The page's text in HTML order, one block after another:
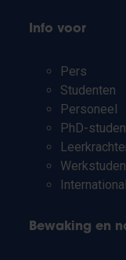
Info voor
Pers
Studenten
Personeel
PhD-
Bewaking en